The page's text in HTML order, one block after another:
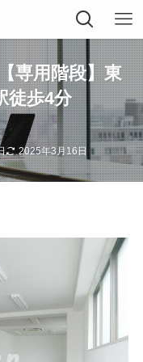
専用階段】東
徒歩4分
2025年3月16日